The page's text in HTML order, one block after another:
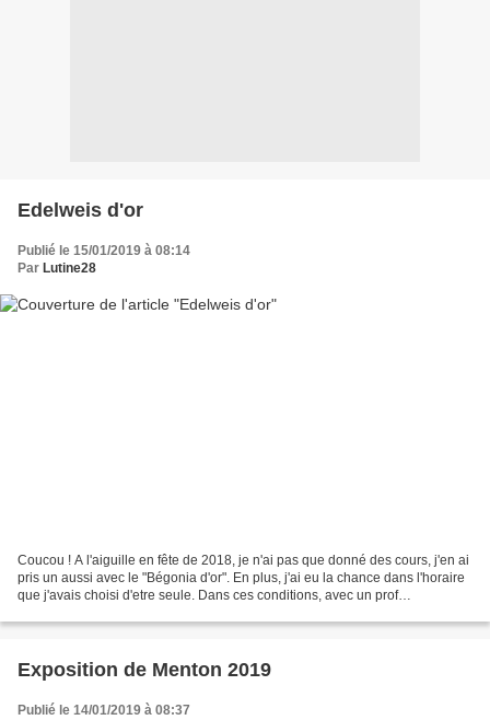
Edelweis d'or
Publié le 15/01/2019 à 08:14
Par Lutine28
Coucou ! A l'aiguille en fête de 2018, je n'ai pas que donné des cours, j'en ai
pris un aussi avec le "Bégonia d'or". En plus, j'ai eu la chance dans l'horaire
que j'avais choisi d'etre seule. Dans ces conditions, avec un prof
Exposition de Menton 2019
Publié le 14/01/2019 à 08:37